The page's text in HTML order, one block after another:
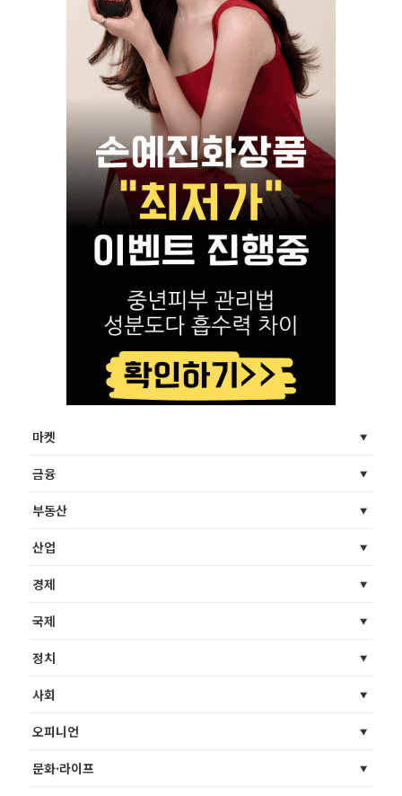
마켓
금융
부동산
산업
경제
국제
정치
사회
오피니언
문화·라이프